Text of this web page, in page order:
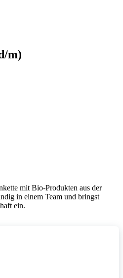
m)
mit Bio-Produkten aus der
in einem Team und bringst
ein.